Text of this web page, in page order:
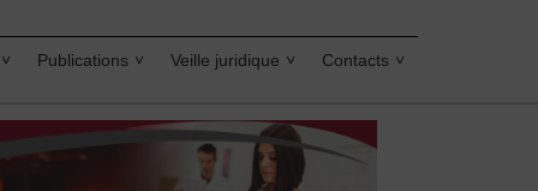
Publications Veille juridique Contacts